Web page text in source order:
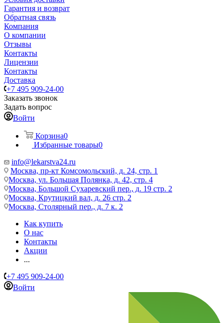
Гарантия и возврат
Обратная связь
Компания
О компании
Отзывы
Контакты
Лицензии
Контакты
Доставка
+7 495 909-24-00
Заказать звонок
Задать вопрос
Войти
Корзина0
Избранные товары0
info@lekarstva24.ru
Москва, пр-кт Комсомольский, д. 24, стр. 1
Москва, ул. Большая Полянка, д. 42, стр. 4
Москва, Большой Сухаревский пер., д. 19 стр. 2
Москва, Крутицкий вал, д. 26 стр. 2
Москва, Столярный пер., д. 7 к. 2
Как купить
О нас
Контакты
Акции
...
+7 495 909-24-00
Войти